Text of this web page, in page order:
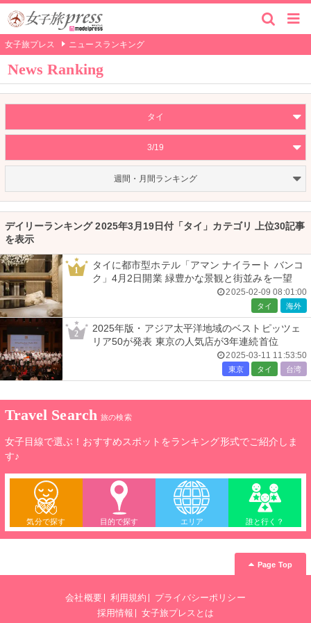
女子旅プレス ニュースランキング
News Ranking
タイ
3/19
週間・月間ランキング
デイリーランキング 2025年3月19日付「タイ」カテゴリ 上位30記事
を表示
1
タイに都市型ホテル「アマン ナイラート バンコ
ク」4月2日開業 緑豊かな景観と街並みを一望
2025-02-09 08:01:00
タイ 海外
2
2025年版・アジア太平洋地域のベストピッツェ
リア50が発表 東京の人気店が3年連続首位
2025-03-11 11:53:50
東京 タイ 台湾
Travel Search 旅の検索
女子目線で選ぶ！おすすめスポットをランキング形式でご紹介しま
す♪
気分で探す 目的で探す エリア 誰と行く？
Page Top
会社概要 利用規約
プライバシーポリシー
採用情報
女子旅プレスとは